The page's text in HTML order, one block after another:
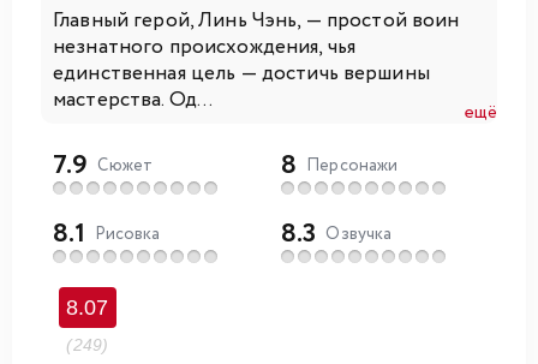
Главный герой, Линь Чэнь, — простой воин
незнатного происхождения, чья
единственная цель — достичь вершины
мастерства. Од...
ещё
7.9 Сюжет 8 Персонажи
8.1 Рисовка 8.3 Озвучка
8.07
(249)